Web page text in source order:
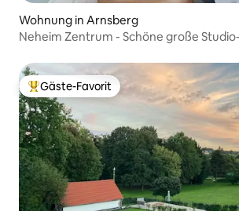
Wohnung in Arnsberg
Neheim Zentrum - Schöne große
Beliebter Gäste-Favorit.
Gäste-Favorit